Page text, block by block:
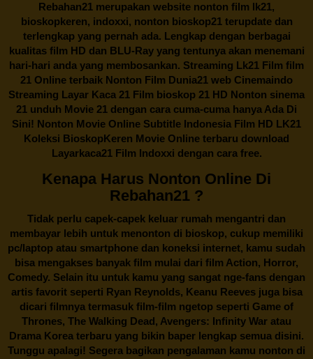
Rebahan21 merupakan website nonton film lk21,
bioskopkeren, indoxxi, nonton bioskop21 terupdate dan
terlengkap yang pernah ada. Lengkap dengan berbagai
kualitas film HD dan BLU-Ray yang tentunya akan menemani
hari-hari anda yang membosankan. Streaming Lk21 Film film
21 Online terbaik Nonton Film Dunia21 web Cinemaindo
Streaming Layar Kaca 21 Film bioskop 21 HD Nonton sinema
21 unduh Movie 21 dengan cara cuma-cuma hanya Ada Di
Sini! Nonton Movie Online Subtitle Indonesia Film HD LK21
Koleksi BioskopKeren Movie Online terbaru download
Layarkaca21 Film Indoxxi dengan cara free.
Kenapa Harus Nonton Online Di
Rebahan21 ?
Tidak perlu capek-capek keluar rumah mengantri dan
membayar lebih untuk menonton di bioskop, cukup memiliki
pc/laptop atau smartphone dan koneksi internet, kamu sudah
bisa mengakses banyak film mulai dari film Action, Horror,
Comedy. Selain itu untuk kamu yang sangat nge-fans dengan
artis favorit seperti Ryan Reynolds, Keanu Reeves juga bisa
dicari filmnya termasuk film-film ngetop seperti Game of
Thrones, The Walking Dead, Avengers: Infinity War atau
Drama Korea terbaru yang bikin baper lengkap semua disini.
Tunggu apalagi! Segera bagikan pengalaman kamu nonton di